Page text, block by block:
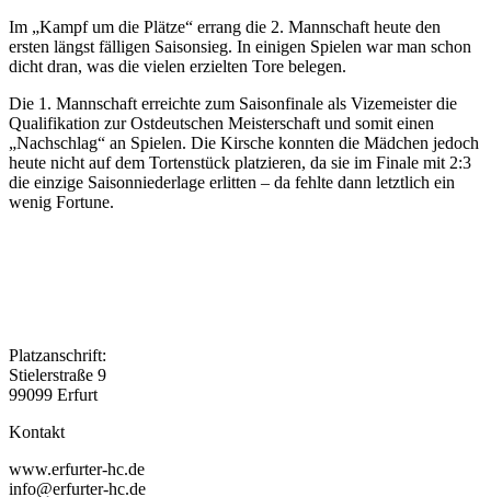
Im „Kampf um die Plätze“ errang die 2. Mannschaft heute den
ersten längst fälligen Saisonsieg. In einigen Spielen war man schon
dicht dran, was die vielen erzielten Tore belegen.
Die 1. Mannschaft erreichte zum Saisonfinale als Vizemeister die
Qualifikation zur Ostdeutschen Meisterschaft und somit einen
„Nachschlag“ an Spielen. Die Kirsche konnten die Mädchen jedoch
heute nicht auf dem Tortenstück platzieren, da sie im Finale mit 2:3
die einzige Saisonniederlage erlitten – da fehlte dann letztlich ein
wenig Fortune.
Platzanschrift:
Stielerstraße 9
99099 Erfurt
Kontakt
www.erfurter-hc.de
info@erfurter-hc.de